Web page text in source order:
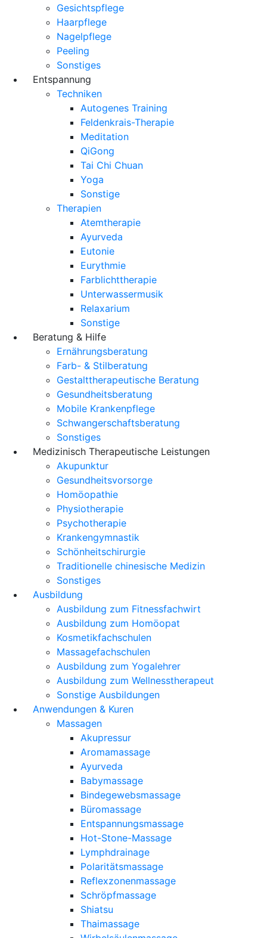
Gesichtspflege
Haarpflege
Nagelpflege
Peeling
Sonstiges
Entspannung
Techniken
Autogenes Training
Feldenkrais-Therapie
Meditation
QiGong
Tai Chi Chuan
Yoga
Sonstige
Therapien
Atemtherapie
Ayurveda
Eutonie
Eurythmie
Farblichttherapie
Unterwassermusik
Relaxarium
Sonstige
Beratung & Hilfe
Ernährungsberatung
Farb- & Stilberatung
Gestalttherapeutische Beratung
Gesundheitsberatung
Mobile Krankenpflege
Schwangerschaftsberatung
Sonstiges
Medizinisch Therapeutische Leistungen
Akupunktur
Gesundheitsvorsorge
Homöopathie
Physiotherapie
Psychotherapie
Krankengymnastik
Schönheitschirurgie
Traditionelle chinesische Medizin
Sonstiges
Ausbildung
Ausbildung zum Fitnessfachwirt
Ausbildung zum Homöopat
Kosmetikfachschulen
Massagefachschulen
Ausbildung zum Yogalehrer
Ausbildung zum Wellnesstherapeut
Sonstige Ausbildungen
Anwendungen & Kuren
Massagen
Akupressur
Aromamassage
Ayurveda
Babymassage
Bindegewebsmassage
Büromassage
Entspannungsmassage
Hot-Stone-Massage
Lymphdrainage
Polaritätsmassage
Reflexzonenmassage
Schröpfmassage
Shiatsu
Thaimassage